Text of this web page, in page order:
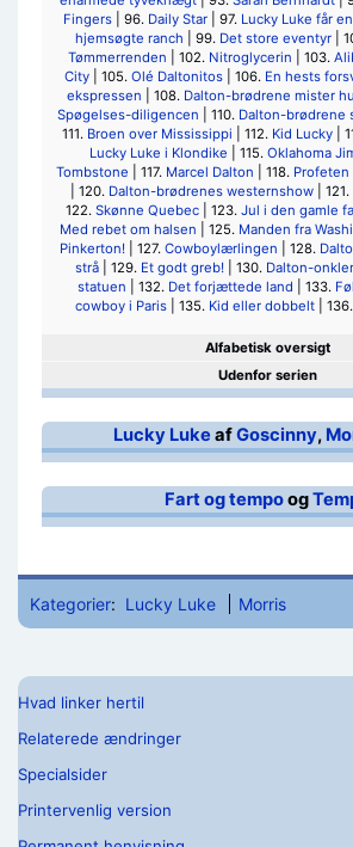
Fingers | 96. Daily Star | 97. Lucky Luke får
hjemsøgte ranch | 99. Det store eventyr |
Tømmerrenden | 102. Nitroglycerin | 103.
City| 105. Olé Daltonitos| 106. En hests
ekspressen | 108. Dalton-brødrene mister
Spøgelses-diligencen | 110. Dalton-brødrene
111. Broen over Mississippi | 112. Kid Lucky|
Lucky Luke i Klondike | 115. Oklahoma
Tombstone | 117. Marcel Dalton | 118. Profeten
| 120. Dalton-brødrenes westernshow| 121.
122. Skønne Quebec | 123. Jul i den gamle
Med rebet om halsen | 125. Manden fra
Pinkerton! | 127. Cowboylærlingen | 128.
strå | 129. Et godt greb! | 130. Dalton-
statuen | 132. Det forjættede land | 133.
cowboy i Paris | 135. Kid eller dobbelt | 136.
Alfabetisk oversigt
Udenfor serien
Lucky Luke afGoscinny,
Fart og tempoog
Kategorier: Lucky Luke Morris
Hvad linker hertil
Relaterede ændringer
Specialsider
Printervenlig version